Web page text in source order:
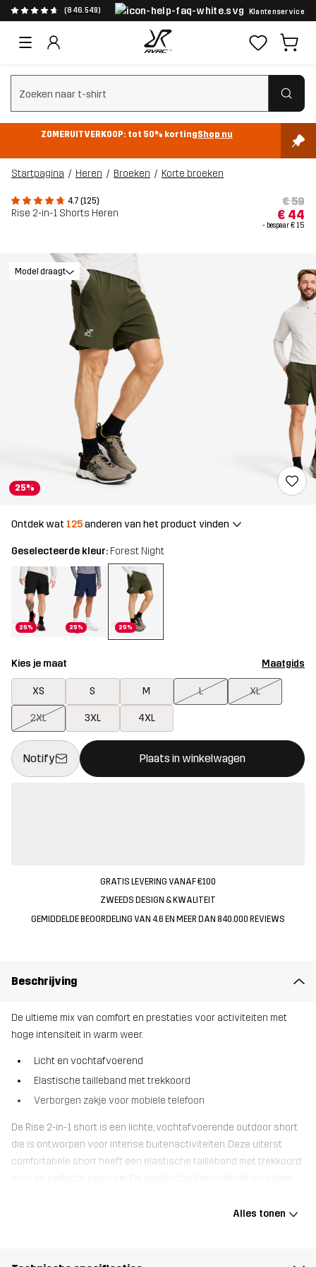
(846.549) Klantenservice
Zoeken wissen
ZOMERUITVERKOOP: tot 50% kortingShop nu
Startpagina Heren Broeken Korte broeken
4.7 (125)
Rise 2-in-1 Shorts Heren
€ 59
€ 44
- bespaar€ 15
25%
Model draagt
Ontdek wat 125anderen van het product vinden
Geselecteerde kleur: Forest Night
25% 25% 25%
Kies je maat Maatgids
XS S M L XL
2XL 3XL 4XL
Notify Plaats in winkelwagen
Deze knop opent een modal met de bevestiging van een
{{size}} niet beschikbaar
GRATIS LEVERING VANAF €100
ZWEEDS DESIGN & KWALITEIT
GEMIDDELDE BEOORDELING VAN 4.6 EN MEER DAN 840.000 REVIEWS
Beschrijving
De ultieme mix van comfort en prestaties voor activiteiten met
hoge intensiteit in warm weer.
Licht en vochtafvoerend
Elastische tailleband met trekkoord
Verborgen zakje voor mobiele telefoon
De Rise 2-in-1 short is een lichte, vochtafvoerende outdoor short
die is ontworpen voor intense buitenactiviteiten. Deze uiterst
comfortabele short heeft een elastische tailleband met trekkoord
buitenbroek heeft een zijzak met rits. De Rise 2-in-1 short is ideaal
Alles tonen